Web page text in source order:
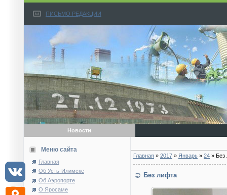
ПИСЬМО РЕДАКЦИИ
Новости
Меню сайта
Главная
Об Усть-Илимске
Об Аэропорте
О Яросаме
Главная » 2017 » Январь » 24 » Без
Без лифта